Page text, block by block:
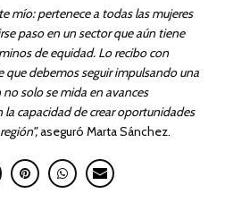
mío: pertenece a todas las mujeres
paso en un sector que aún tiene
de equidad. Lo recibo con
debemos seguir impulsando una
solo se mida en avances
capacidad de crear oportunidades
aseguró Marta Sánchez.